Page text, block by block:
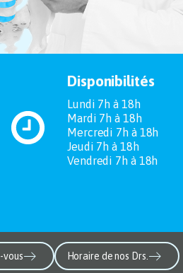
Disponibilités
Lundi 7h à 18h
Mardi 7h à 18h
Mercredi 7h à 18h
Jeudi 7h à 18h
Vendredi 7h à 18h
vous Horaire de nos Drs.